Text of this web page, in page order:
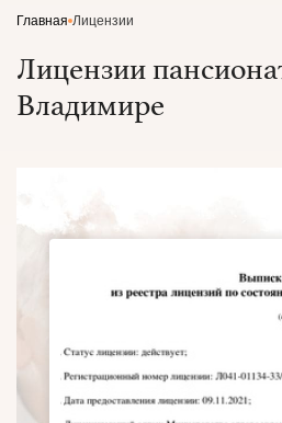
Главная Лицензии
Лицензии
Владимире